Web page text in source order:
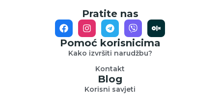
Pratite nas
Pomoć korisnicima
Kako izvršiti narudžbu?
Kontakt
Blog
Korisni savjeti